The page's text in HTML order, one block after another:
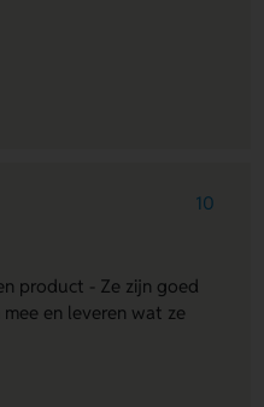
10
product - Ze zijn goed
en leveren wat ze